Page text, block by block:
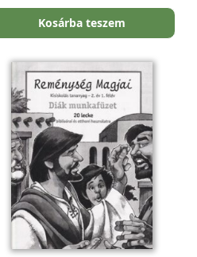
Kosárba teszem